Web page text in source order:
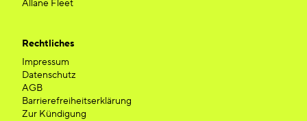
Allane Fleet
Rechtliches
Impressum
Datenschutz
AGB
Barrierefreiheitserklärung
Zur Kündigung